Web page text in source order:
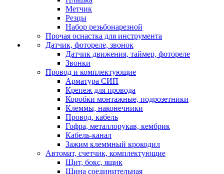
Метчик
Резцы
Набор резьбонарезной
Прочая оснастка для инструмента
Датчик, фотореле, звонок
Датчик движения, таймер, фотореле
Звонки
Провод и комплектующие
Арматура СИП
Крепеж для провода
Коробки монтажные, подрозетники
Клеммы, наконечники
Провод, кабель
Гофра, металлорукав, кембрик
Кабель-канал
Зажим клеммный крокодил
Автомат, счетчик, комплектующие
Щит, бокс, ящик
Шина соединительная